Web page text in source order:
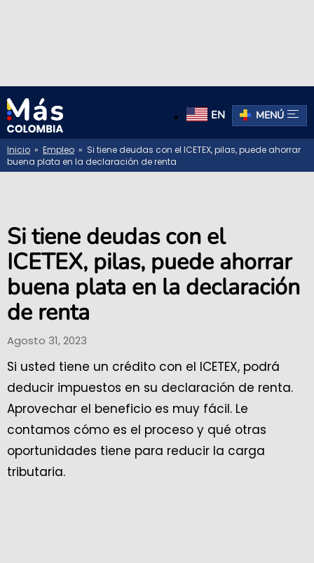
EN MENÚ
Inicio » Empleo » Si tiene deudas con el ICETEX, pilas, puede ahorrar
buena plata en la declaración de renta
Si tiene deudas con el
ICETEX, pilas, puede ahorrar
buena plata en la declaración
de renta
Agosto 31, 2023
Si usted tiene un crédito con el ICETEX, podrá
deducir impuestos en su declaración de renta.
Aprovechar el beneficio es muy fácil. Le
contamos cómo es el proceso y qué otras
oportunidades tiene para reducir la carga
tributaria.